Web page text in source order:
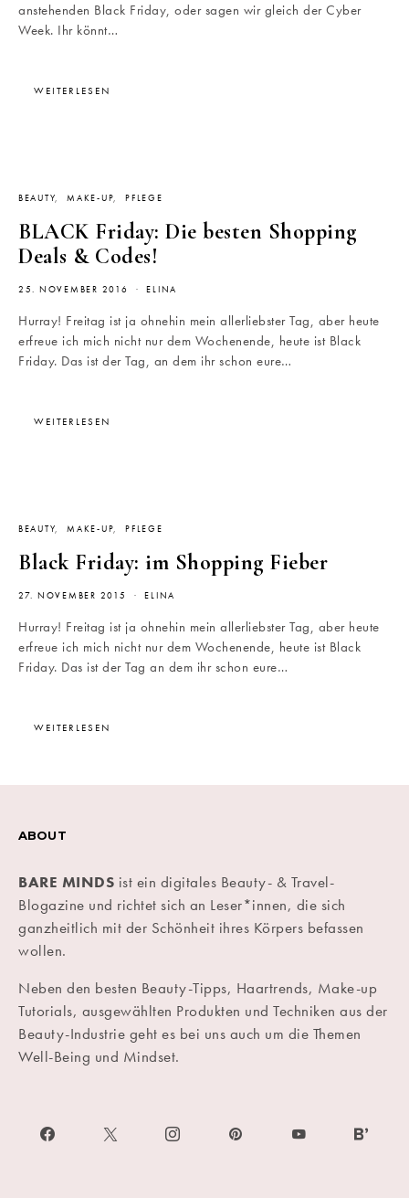
anstehenden Black Friday, oder sagen wir gleich der Cyber
Week. Ihr könnt…
WEITERLESEN
BEAUTY MAKE-UP PFLEGE
BLACK Friday: Die besten Shopping
Deals & Codes!
25. NOVEMBER 2016 ELINA
Hurray! Freitag ist ja ohnehin mein allerliebster Tag, aber heute
erfreue ich mich nicht nur dem Wochenende, heute ist Black
Friday. Das ist der Tag, an dem ihr schon eure…
WEITERLESEN
BEAUTY MAKE-UP PFLEGE
Black Friday: im Shopping Fieber
27. NOVEMBER 2015 ELINA
Hurray! Freitag ist ja ohnehin mein allerliebster Tag, aber heute
erfreue ich mich nicht nur dem Wochenende, heute ist Black
Friday. Das ist der Tag an dem ihr schon eure…
WEITERLESEN
ABOUT
BARE MINDS ist ein digitales Beauty- & Travel-
Blogazine und richtet sich an Leser*innen, die sich
ganzheitlich mit der Schönheit ihres Körpers befassen
wollen.
Neben den besten Beauty-Tipps, Haartrends, Make-up
Tutorials, ausgewählten Produkten und Techniken aus der
Beauty-Industrie geht es bei uns auch um die Themen
Well-Being und Mindset.